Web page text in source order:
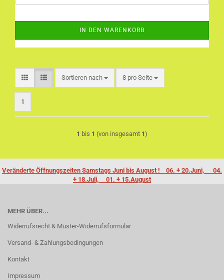
IN DEN WARENKORB
Sortieren nach
Sortieren nach 8 pro Seite
pro Seite
1
1 bis 1 (von insgesamt 1)
Veränderte Öffnungszeiten Samstags Juni bis August ! 06. + 20.Juni, 04.
+ 18.Juli, 01. + 15.August
MEHR ÜBER...
Widerrufsrecht & Muster-Widerrufsformular
Versand- & Zahlungsbedingungen
Kontakt
Impressum